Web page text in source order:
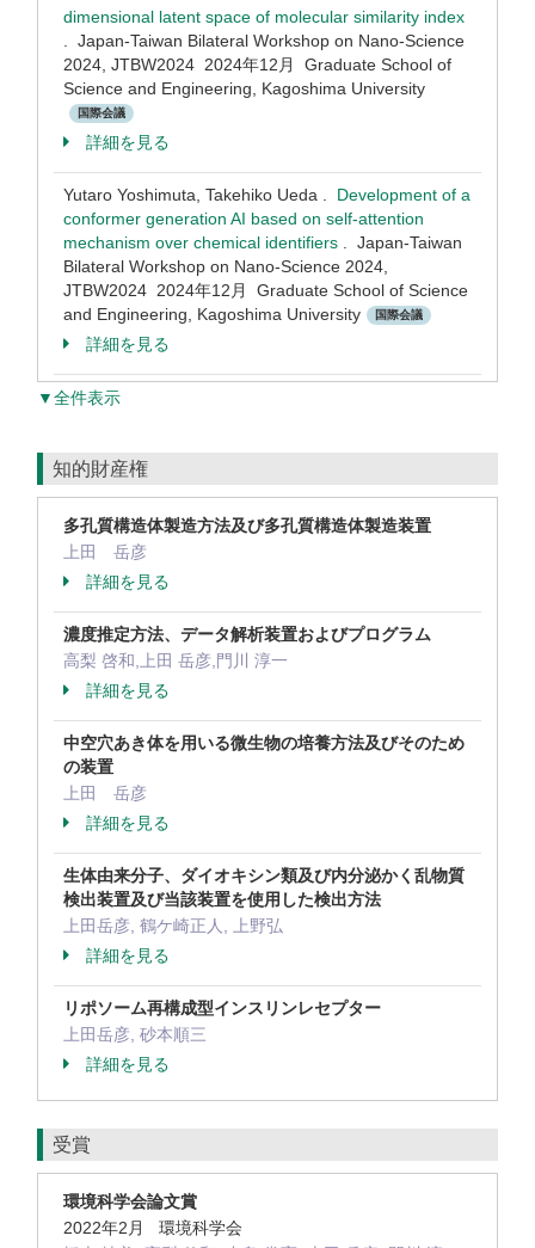
dimensional latent space of molecular similarity index
. Japan-Taiwan Bilateral Workshop on Nano-Science
2024, JTBW2024 2024年12月 Graduate School of
Science and Engineering, Kagoshima University
国際会議
詳細を見る
Yutaro Yoshimuta, Takehiko Ueda . Development of a
conformer generation AI based on self-attention
mechanism over chemical identifiers . Japan-Taiwan
Bilateral Workshop on Nano-Science 2024,
JTBW2024 2024年12月 Graduate School of Science
and Engineering, Kagoshima University
国際会議
詳細を見る
▼全件表示
知的財産権
多孔質構造体製造方法及び多孔質構造体製造装置
上田 岳彦
詳細を見る
濃度推定方法、データ解析装置およびプログラム
高梨 啓和,上田 岳彦,門川 淳一
詳細を見る
中空穴あき体を用いる微生物の培養方法及びそのため
の装置
上田 岳彦
詳細を見る
生体由来分子、ダイオキシン類及び内分泌かく乱物質
検出装置及び当該装置を使用した検出方法
上田岳彦, 鶴ケ崎正人, 上野弘
詳細を見る
リポソーム再構成型インスリンレセプター
上田岳彦, 砂本順三
詳細を見る
受賞
環境科学会論文賞
2022年2月 環境科学会